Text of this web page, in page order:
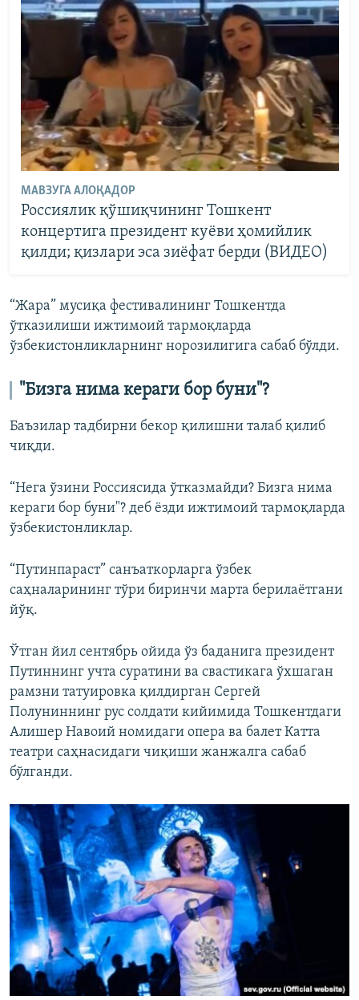
МАВЗУГА АЛОҚАДОР
Россиялик қўшиқчининг Тошкент
концертига президент куëви ҳомийлик
қилди; қизлари эса зиëфат берди (ВИДЕО)
“Жара” мусиқа фестивалининг Тошкентда
ўтказилиши ижтимоий тармоқларда
ўзбекистонликларнинг норозилигига сабаб бўлди.
"Бизга нима кераги бор буни"?
Баъзилар тадбирни бекор қилишни талаб қилиб
чиқди.
“Нега ўзини Россиясида ўтказмайди? Бизга нима
кераги бор буни"? деб ёзди ижтимоий тармоқларда
ўзбекистонликлар.
“Путинпараст” санъаткорларга ўзбек
саҳналарининг тўри биринчи марта берилаётгани
йўқ.
Ўтган йил сентябрь ойида ўз баданига президент
Путиннинг учта суратини ва свастикага ўхшаган
рамзни татуировка қилдирган Сергей
Полуниннинг рус солдати кийимида Тошкентдаги
Алишер Навоий номидаги опера ва балет Катта
театри саҳнасидаги чиқиши жанжалга сабаб
бўлганди.